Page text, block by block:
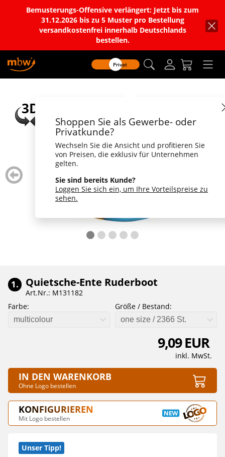
Bemusterungs-Offensive verlängert: Jetzt bis zum
31.12.2026 bis zu 5 Muster pro Bestellung
versandkostenfrei innerhalb Deutschlands
bestellen.
Privat
Shoppen Sie als Gewerbe- oder
Privatkunde?
Wechseln Sie die Ansicht und profitieren Sie
von Preisen, die exklusiv für Unternehmen
gelten.
Sie sind bereits Kunde?
Loggen Sie sich ein, um Ihre Vorteilspreise zu
sehen.
zurück
blättern
1. Quietsche-Ente Ruderboot
Art.Nr.: M131182
Farbe:
multicolour
Größe / Bestand:
one size / 2366 St.
9,09 EUR
inkl. MwSt.
IN DEN WARENKORB
Ohne Logo bestellen
KONFIGURIEREN
Mit Logo bestellen
Unser Tipp!